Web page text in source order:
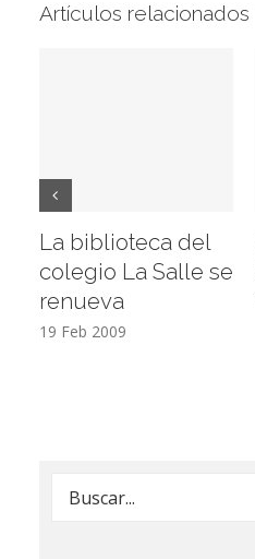
Artículos relacionados
La biblioteca del
colegio La Salle se
renueva
19 Feb 2009
Buscar: